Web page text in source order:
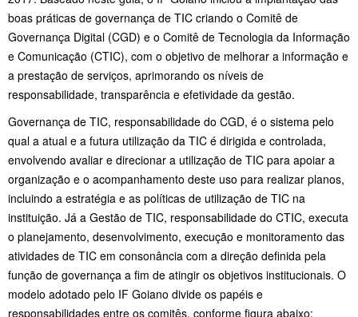
boas práticas de governança de TIC criando o Comitê de
Governança Digital (CGD) e o Comitê de Tecnologia da Informação
e Comunicação (CTIC), com o objetivo de melhorar a informação e
a prestação de serviços, aprimorando os níveis de
responsabilidade, transparência e efetividade da gestão.
Governança de TIC, responsabilidade do CGD, é o sistema pelo
qual a atual e a futura utilização da TIC é dirigida e controlada,
envolvendo avaliar e direcionar a utilização de TIC para apoiar a
organização e o acompanhamento deste uso para realizar planos,
incluindo a estratégia e as políticas de utilização de TIC na
instituição. Já a Gestão de TIC, responsabilidade do CTIC, executa
o planejamento, desenvolvimento, execução e monitoramento das
atividades de TIC em consonância com a direção definida pela
função de governança a fim de atingir os objetivos institucionais. O
modelo adotado pelo IF Goiano divide os papéis e
responsabilidades entre os comitês, conforme figura abaixo: